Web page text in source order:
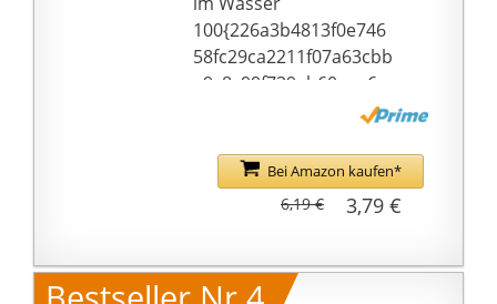
100{226a3b4813f0e746
58fc29ca2211f07a63cbb
a9c8c99f739eb60eaa6c
Bei Amazon kaufen*
3,79 €
6,19 €